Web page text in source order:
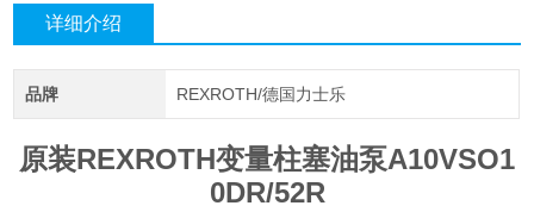
详细介绍
品牌 REXROTH/德国力士乐
原装REXROTH变量柱塞油泵A10VSO1
0DR/52R